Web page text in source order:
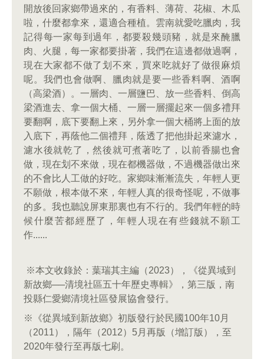
開放後回家鄉帶過來的，有香料、薄荷、花椒、木瓜
啦，什麼都拿來，還適合種植。雲南就愛吃臘肉，我
記得每一家每到過年，都要殺幾頭豬，就是來醃臘
肉、火腿，每一家都要掛著，我們在這邊都做過啊，
現在大家都不做了划不來，買來吃就好了做很麻煩
呢。我們也會做啊、臘肉就是要一些香料啊、酒啊
（高梁酒）。一層肉、一層鹽巴、放一些香料、倒高
梁酒進去、拿一個大桶、一層一層擺起來一個多禮拜
要翻啊，底下要翻上來，另外拿一個大桶將上面的放
入底下，再蔭他二個禮拜，蔭透了把他掛起來濾水，
濾水後就乾了，然後就可煮著吃了，以前香腸也會
做，現在划不來做，現在都機器做，不過機器做出來
的不會比人工做的好吃。家鄉味漸漸流失，年輕人更
不願做，根本做不來，年輕人真的很奇怪呢，不做事
的多。我也聽說屏東那裏也有不行的。我們年輕的時
候什麼苦都經歷了，年輕人現在有些錢就不願工
作......
※本文收錄於：葉瑞其主編（2023），《從異域到
新故鄉──清境社區五十年歷史專輯》，第三版，南
投縣仁愛鄉清境社區發展協會發行。
※《從異域到新故鄉》初版發行於民國100年10月
（2011），隔年（2012）5月再版（增訂版），至
2020年發行至再版七刷。